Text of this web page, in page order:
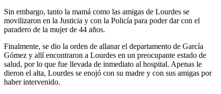
Sin embargo, tanto la mamá como las amigas de Lourdes se
movilizaron en la Justicia y con la Policía para poder dar con el
paradero de la mujer de 44 años.
Finalmente, se dio la orden de allanar el departamento de García
Gómez y allí encontraron a Lourdes en un preocupante estado de
salud, por lo que fue llevada de inmediato al hospital. Apenas le
dieron el alta, Lourdes se enojó con su madre y con sus amigas por
haber intervenido.